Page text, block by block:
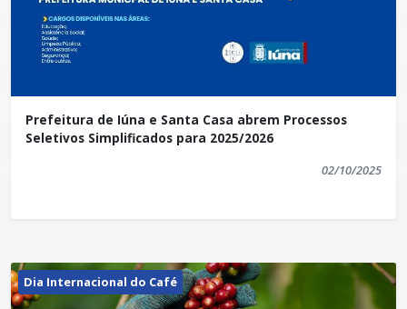
Prefeitura de Iúna e Santa Casa abrem Processos
Seletivos Simplificados para 2025/2026
02/10/2025
Dia Internacional do Café